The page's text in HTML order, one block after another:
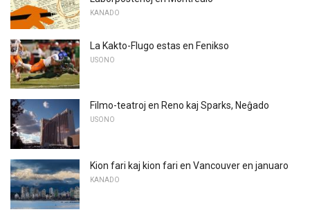
KANADO
La Kakto-Flugo estas en Fenikso
USONO
Filmo-teatroj en Reno kaj Sparks, Neĝado
USONO
Kion fari kaj kion fari en Vancouver en januaro
KANADO